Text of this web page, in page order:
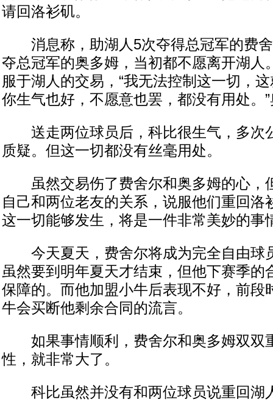
请回洛衫矶。
消息称，助湖人5次夺得总冠军的费舍
夺总冠军的奥多姆，当初都不愿离开湖人
服于湖人的交易，“我无法控制这一切，
你生气也好，不愿意也罢，都没有用处。
送走两位球员后，科比很生气，多次
质疑。但这一切都没有丝毫用处。
虽然交易伤了费舍尔和奥多姆的心，
自己和两位老友的关系，说服他们重回洛
这一切能够发生，将是一件非常美妙的事
今天夏天，费舍尔将成为完全自由球
虽然要到明年夏天才结束，但他下赛季的
保障的。而他加盟小牛后表现不好，前段
牛会买断他剩余合同的流言。
如果事情顺利，费舍尔和奥多姆双双
性，就非常大了。
科比虽然并没有和两位球员说重回湖